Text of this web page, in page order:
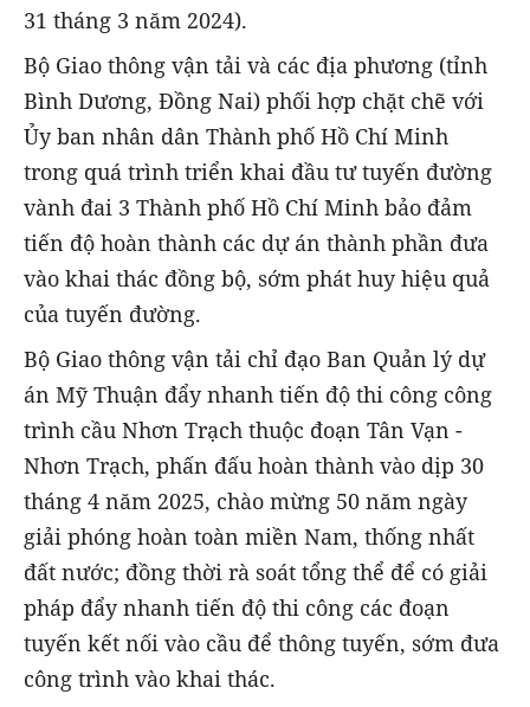
31 tháng 3 năm 2024).
Bộ Giao thông vận tải và các địa phương (tỉnh
Bình Dương, Đồng Nai) phối hợp chặt chẽ với
Ủy ban nhân dân Thành phố Hồ Chí Minh
trong quá trình triển khai đầu tư tuyến đường
vành đai 3 Thành phố Hồ Chí Minh bảo đảm
tiến độ hoàn thành các dự án thành phần đưa
vào khai thác đồng bộ, sớm phát huy hiệu quả
của tuyến đường.
Bộ Giao thông vận tải chỉ đạo Ban Quản lý dự
án Mỹ Thuận đẩy nhanh tiến độ thi công công
trình cầu Nhơn Trạch thuộc đoạn Tân Vạn -
Nhơn Trạch, phấn đấu hoàn thành vào dịp 30
tháng 4 năm 2025, chào mừng 50 năm ngày
giải phóng hoàn toàn miền Nam, thống nhất
đất nước; đồng thời rà soát tổng thể để có giải
pháp đẩy nhanh tiến độ thi công các đoạn
tuyến kết nối vào cầu để thông tuyến, sớm đưa
công trình vào khai thác.